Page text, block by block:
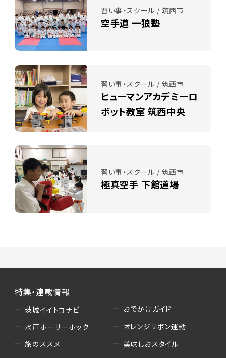
習い事・スクール / 筑西市
空手道 一狼塾
習い事・スクール / 筑西市
ヒューマンアカデミーロ
ボット教室 筑西中央
習い事・スクール / 筑西市
極真空手 下館道場
特集・連載情報
茨城イイトコナビ
水戸ホーリーホック
旅のススメ
おでかけガイド
オレンジリボン運動
美味しおスタイル